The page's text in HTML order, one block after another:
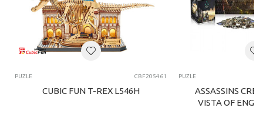
PUZLE CBF205461
CUBIC FUN T-REX L546H
PUZLE
ASSASSINS
VISTA OF